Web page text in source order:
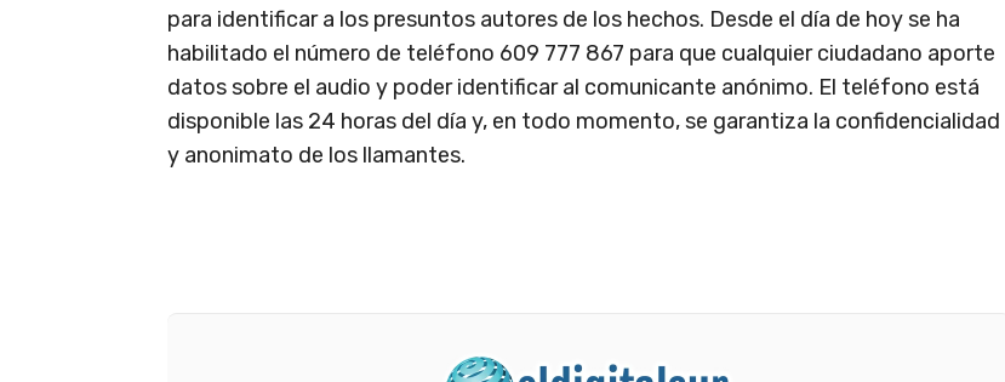
para identificar a los presuntos autores de los hechos. Desde el día de hoy se ha
habilitado el número de teléfono 609 777 867 para que cualquier ciudadano aporte
datos sobre el audio y poder identificar al comunicante anónimo. El teléfono está
disponible las 24 horas del día y, en todo momento, se garantiza la confidencialidad
y anonimato de los llamantes.